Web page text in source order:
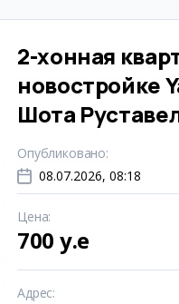
2-хонная
новостройке
Шота
Опубликовано:
08.07.2026, 08:18
Цена:
700 y.e
Адрес: